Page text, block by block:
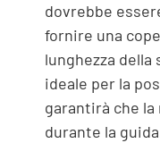
dovrebbe
fornire una
lunghezza
ideale per la
garantirà che la
durante la